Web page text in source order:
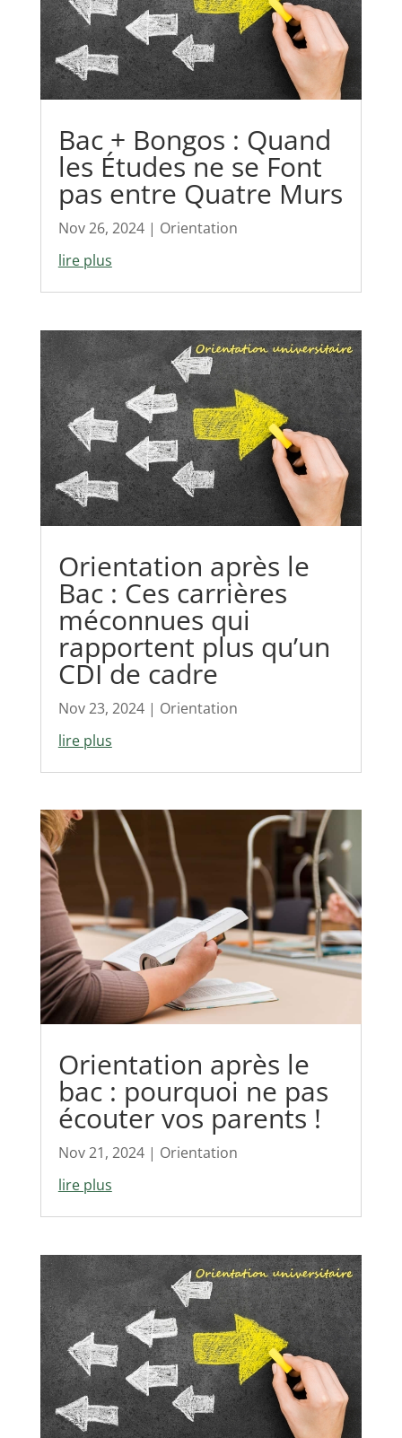
Bac + Bongos : Quand
les Études ne se Font
pas entre Quatre Murs
Nov 26, 2024| Orientation
lire plus
Orientation après le
Bac : Ces carrières
méconnues qui
rapportent plus qu’un
CDI de cadre
Nov 23, 2024| Orientation
lire plus
Orientation après le
bac : pourquoi ne pas
écouter vos parents !
Nov 21, 2024| Orientation
lire plus